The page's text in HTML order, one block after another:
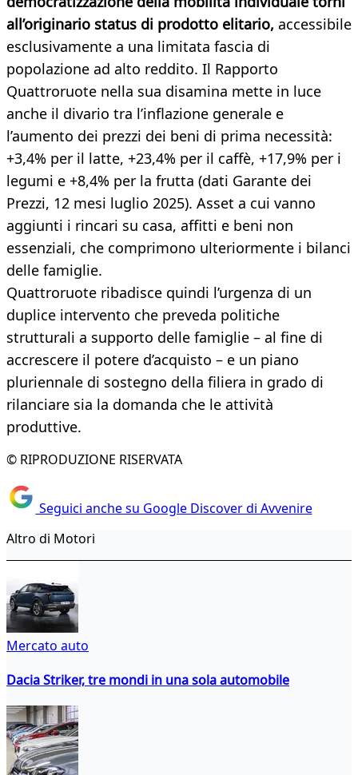
all’originario status di prodotto elitario, accessibile
esclusivamente a una limitata fascia di
popolazione ad alto reddito. Il Rapporto
Quattroruote nella sua disamina mette in luce
anche il divario tra l’inflazione generale e
l’aumento dei prezzi dei beni di prima necessità:
+3,4% per il latte, +23,4% per il caffè, +17,9% per i
legumi e +8,4% per la frutta (dati Garante dei
Prezzi, 12 mesi luglio 2025). Asset a cui vanno
aggiunti i rincari su casa, affitti e beni non
essenziali, che comprimono ulteriormente i bilanci
delle famiglie.
Quattroruote ribadisce quindi l’urgenza di un
duplice intervento che preveda politiche
strutturali a supporto delle famiglie – al fine di
accrescere il potere d’acquisto – e un piano
pluriennale di sostegno della filiera in grado di
rilanciare sia la domanda che le attività
produttive.
© RIPRODUZIONE RISERVATA
Seguici anche su Google Discover di Avvenire
Altro di Motori
Mercato auto
Dacia Striker, tre mondi in una sola automobile